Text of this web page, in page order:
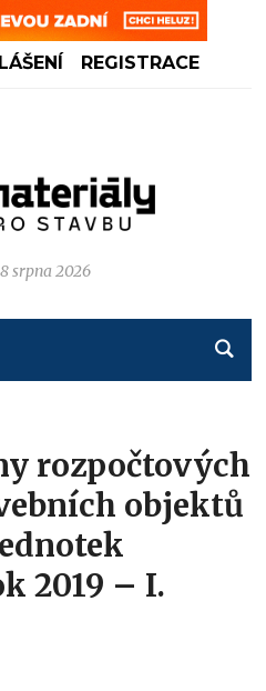
REGISTRACE
srpna 2026
rozpočtových
objektů
2019 – I.